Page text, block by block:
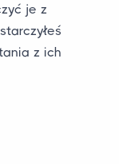
je z
z ich